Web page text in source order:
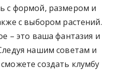
с формой, размером и
с выбором растений.
– это ваша фантазия и
нашим советам и
создать клумбу